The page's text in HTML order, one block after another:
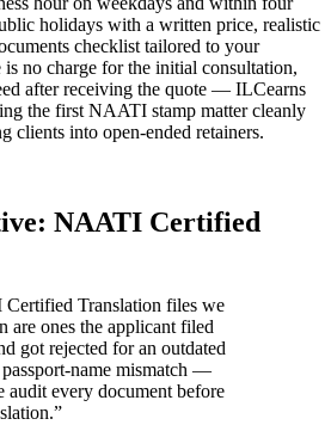
holidays with a written price, realistic
checklist tailored to your
no charge for the initial consultation,
after receiving the quote — ILCearns
the first NAATI stamp matter cleanly
clients into open-ended retainers.
NAATI Certified
Translation files we
are ones the applicant filed
got rejected for an outdated
name mismatch —
audit every document before
”